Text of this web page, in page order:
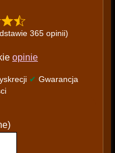
365 opinii)
opinie
✔ Gwarancja